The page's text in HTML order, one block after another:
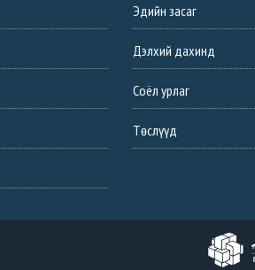
Эдийн засаг
Дэлхий дахинд
Соёл урлаг
Төслүүд